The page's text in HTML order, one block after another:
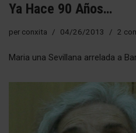
Ya Hace 90 Años…
per conxita 04/26/2013 2
Maria una Sevillana arrelada a